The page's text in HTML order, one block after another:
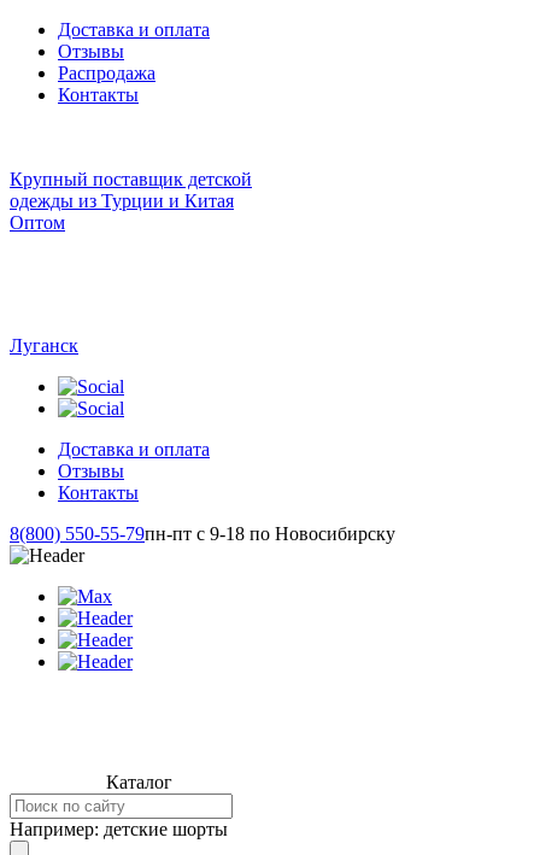
Доставка и оплата
Отзывы
Распродажа
Контакты
Крупный поставщик детской
одежды из Турции и Китая
Оптом
Луганск
Доставка и оплата
Отзывы
Контакты
8(800) 550-55-79пн-пт с 9-18 по Новосибирску
Каталог
Например: детские шорты